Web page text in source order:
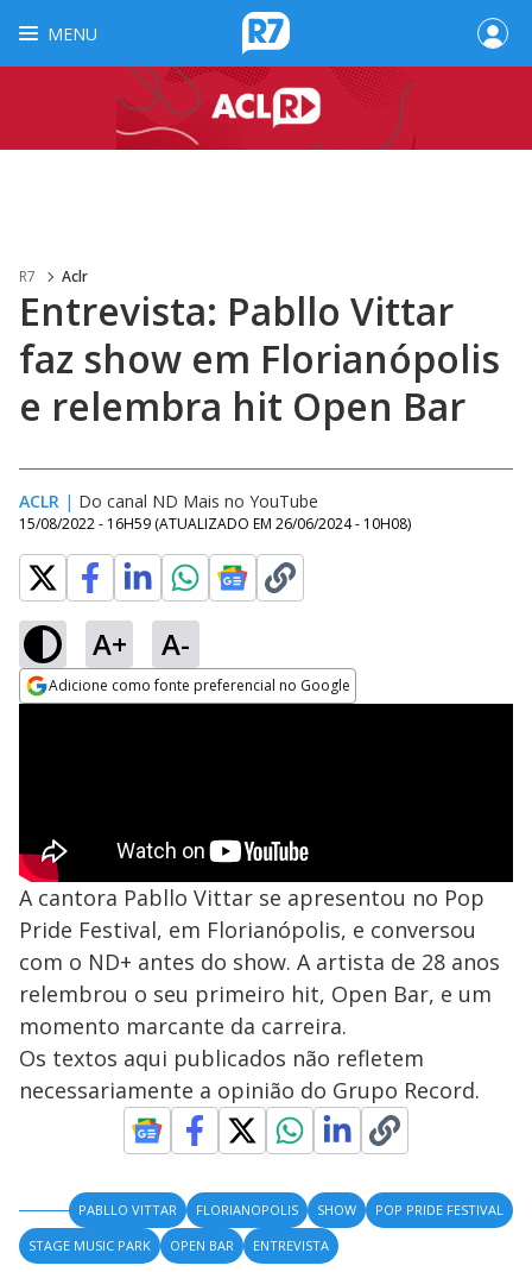
MENU
R7 Aclr
Entrevista: Pabllo Vittar
faz show em Florianópolis
e relembra hit Open Bar
ACLR | Do canal ND Mais no YouTube
15/08/2022 - 16H59 (ATUALIZADO EM 26/06/2024 - 10H08)
A+ A-
Adicione como fonte preferencial no Google
A cantora Pabllo Vittar se apresentou no Pop
Pride Festival, em Florianópolis, e conversou
com o ND+ antes do show. A artista de 28 anos
relembrou o seu primeiro hit, Open Bar, e um
momento marcante da carreira.
Os textos aqui publicados não refletem
necessariamente a opinião do Grupo Record.
PABLLO VITTAR FLORIANOPOLIS SHOW
POP PRIDE FESTIVAL
STAGE MUSIC PARK
OPEN BAR ENTREVISTA